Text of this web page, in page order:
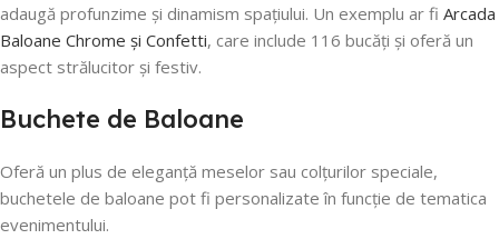
adaugă profunzime și dinamism spațiului. Un exemplu ar fi Arcada
Baloane Chrome și Confetti, care include 116 bucăți și oferă un
aspect strălucitor și festiv.
Buchete de Baloane
Oferă un plus de eleganță meselor sau colțurilor speciale,
buchetele de baloane pot fi personalizate în funcție de tematica
evenimentului.